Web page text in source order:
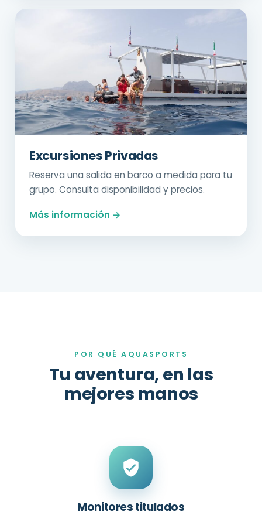
Excursiones Privadas
Reserva una salida en barco a medida para tu
grupo. Consulta disponibilidad y precios.
Más información →
POR QUÉ AQUASPORTS
Tu aventura, en las
mejores manos
Monitores titulados